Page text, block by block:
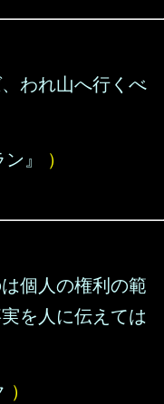
われ山へ行くべ
』
）
個人の権利の範
を人に伝えては
）